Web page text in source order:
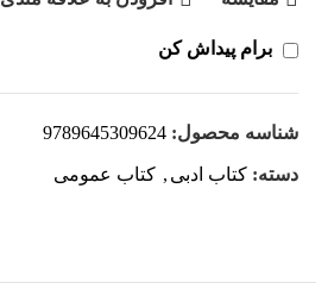
برام پیداش کن
شناسه محصول: 9789645309624
دسته: کتاب ادبی , کتاب عمومی